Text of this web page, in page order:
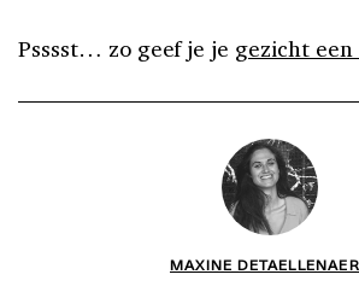
Psssst… zo geef je je gezicht een
MAXINE